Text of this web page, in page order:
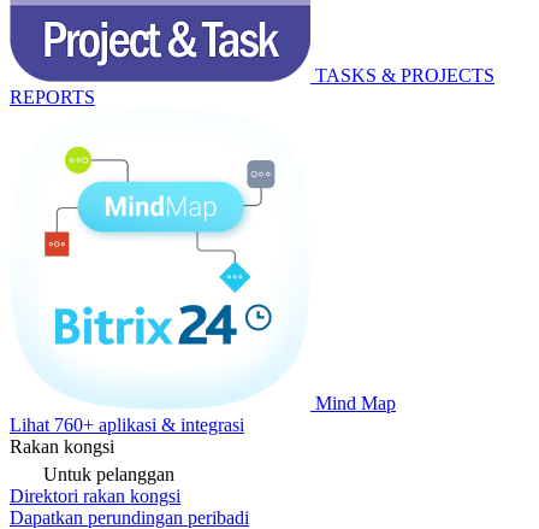
TASKS & PROJECTS
REPORTS
Mind Map
Lihat 760+ aplikasi & integrasi
Rakan kongsi
Untuk pelanggan
Direktori rakan kongsi
Dapatkan perundingan peribadi